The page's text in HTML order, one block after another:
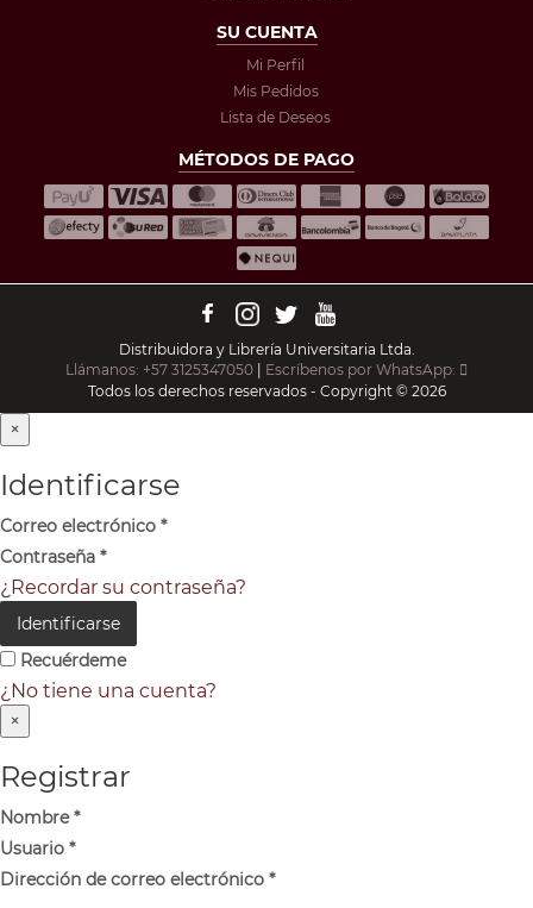
SU CUENTA
Mi Perfil
Mis Pedidos
Lista de Deseos
MÉTODOS DE PAGO
Distribuidora y Librería Universitaria Ltda.
Llámanos: +57 3125347050 | Escríbenos por WhatsApp:
Todos los derechos reservados - Copyright © 2026
×
Identificarse
Correo electrónico *
Contraseña *
¿Recordar su contraseña?
Identificarse
Recuérdeme
¿No tiene una cuenta?
×
Registrar
Nombre*
Usuario *
Dirección de correo electrónico *